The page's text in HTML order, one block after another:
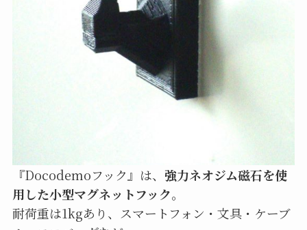
『Docodemoフック』は、 強力ネオジム磁石を使
用した小型マグネットフック。
耐荷重は1kgあり、スマートフォン・文具・ケーブ